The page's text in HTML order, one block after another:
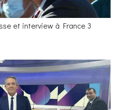
et interview à France 3